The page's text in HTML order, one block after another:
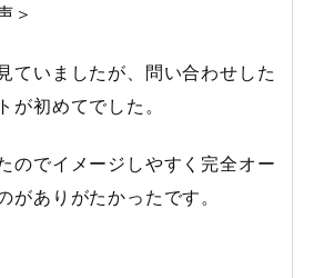
＞
ていましたが、問い合わせした
が初めてでした。
のでイメージしやすく完全オー
がありがたかったです。